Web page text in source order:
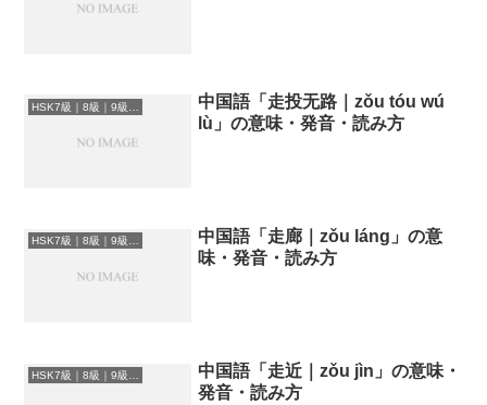
中国語「走投无路｜zǒu tóu wú
lù」の意味・発音・読み方
HSK7級｜8級｜9級レベルの中国語
中国語「走廊｜zǒu láng」の意
味・発音・読み方
中国語「走近｜zǒu jìn」の意味・
発音・読み方